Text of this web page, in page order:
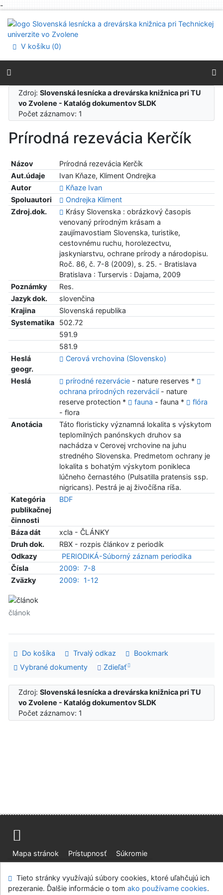
-
Prejsť na menu
Prehlásenie o webovej prístupnosti
V košíku (0)
Zdroj:Slovenská lesnícka a drevárska knižnica pri TU
vo Zvolene - Katalóg dokumentov SLDK
Počet záznamov: 1
Prírodná rezevácia Kerčík
Názov
Prírodná rezevácia Kerčík
Aut.údaje
Ivan Kňaze, Kliment Ondrejka
Autor
Kňaze Ivan
Spoluautori
Ondrejka Kliment
Zdroj.dok.
Krásy Slovenska : obrázkový časopis
venovaný prírodným krásam a
zaujímavostiam Slovenska, turistike,
cestovnému ruchu, horolezectvu,
jaskyniarstvu, ochrane prírody a národopisu.
Roč. 86, č. 7-8 (2009), s. 25. - Bratislava
Bratislava : Turservis : Dajama, 2009
Poznámky
Res.
Jazyk dok.
slovenčina
Krajina
Slovenská republika
Systematika
502.72
591.9
581.9
Heslá
geogr.
Cerová vrchovina (Slovensko)
Heslá prírodné rezervácie- nature reserves *
ochrana prírodných rezervácií- nature
reserve protection *
fauna - fauna *
flóra
- flora
Anotácia
Táto floristicky významná lokalita s výskytom
teplomilných panónskych druhov sa
nachádza v Cerovej vrchovine na juhu
stredného Slovenska. Predmetom ochrany je
lokalita s bohatým výskytom ponikleca
lúčneho černastého (Pulsatilla pratensis ssp.
nigricans). Pestrá je aj živočíšna ríša.
Kategória
publikačnej
činnosti
BDF
Báza dát
xcla - ČLÁNKY
Druh dok.
RBX - rozpis článkov z periodík
Odkazy
PERIODIKÁ-Súborný záznam periodika
Čísla
2009: 7-8
Zväzky
2009: 1-12
článok
Do košíka Trvalý odkaz
Bookmark
Vybrané dokumenty
Zdieľať
Zdroj:Slovenská lesnícka a drevárska knižnica pri TU
vo Zvolene - Katalóg dokumentov SLDK
Počet záznamov: 1
Mapa stránok Prístupnosť
Súkromie
Slovenská lesnícka a drevárska knižnica pri Technickej
Tieto stránky využívajú súbory cookies, ktoré uľahčujú ich
prezeranie. Ďalšie informácie o tom ako používame cookies.